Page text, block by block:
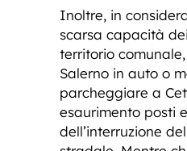
Inoltre, in
scarsa capacità
territorio
Salerno in auto o
parcheggiare a
esaurimento posti
dell’interruzione